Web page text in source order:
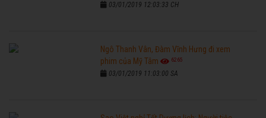
03/01/2019 12:03:33 CH
Ngô Thanh Vân, Đàm Vĩnh Hưng đi xem
phim của Mỹ Tâm
6265
03/01/2019 11:03:00 SA